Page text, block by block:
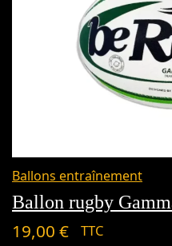
Ballons entraînement
Ballon rugby
19,00 € TTC